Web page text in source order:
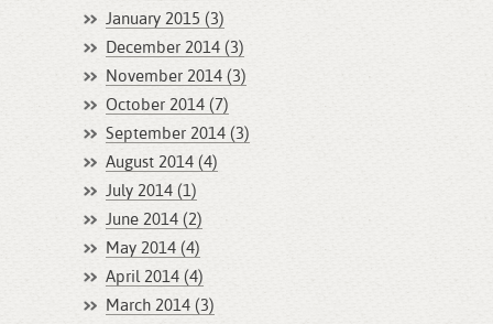
January 2015 (3)
December 2014 (3)
November 2014 (3)
October 2014 (7)
September 2014 (3)
August 2014 (4)
July 2014 (1)
June 2014 (2)
May 2014 (4)
April 2014 (4)
March 2014 (3)